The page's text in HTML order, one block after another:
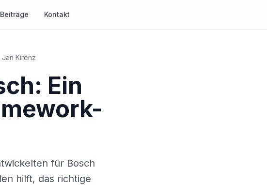
Beiträge Kontakt
Jan Kirenz
Ein
für Bosch
hilft, das richtige